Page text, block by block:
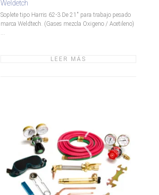
Weldetch
Soplete tipo Harris 62-3 De 21" para trabajo pesado
marca Weldtech. (Gases mezcla Oxigeno / Acetileno)
...
LEER MÁS